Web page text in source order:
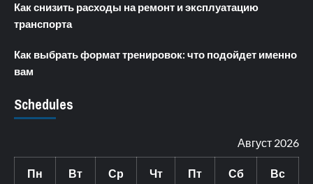
Как снизить расходы на ремонт и эксплуатацию
транспорта
Как выбрать формат тренировок: что подойдет именно
вам
Schedules
Август 2026
Пн Вт Ср Чт Пт Сб Вс